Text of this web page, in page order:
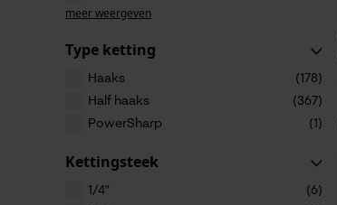
meer weergeven
Type ketting
Haaks
(178)
Half haaks
(367)
PowerSharp
(1)
Kettingsteek
1/4"
(6)